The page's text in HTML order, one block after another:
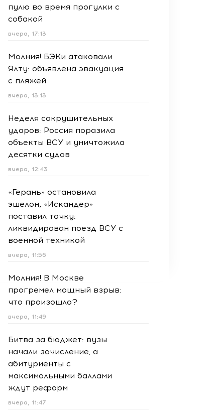
пулю во время прогулки с
собакой
вчера, 17:13
Молния! БЭКи атаковали
Ялту: объявлена эвакуация
с пляжей
вчера, 13:13
Неделя сокрушительных
ударов: Россия поразила
объекты ВСУ и уничтожила
десятки судов
вчера, 12:43
«Герань» остановила
эшелон, «Искандер»
поставил точку:
ликвидирован поезд ВСУ с
военной техникой
вчера, 11:56
Молния! В Москве
прогремел мощный взрыв:
что произошло?
вчера, 11:49
Битва за бюджет: вузы
начали зачисление, а
абитуриенты с
максимальными баллами
ждут реформ
вчера, 11:47